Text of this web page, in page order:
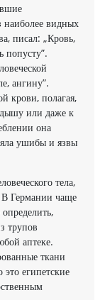
наиболее видных
писал: „Кровь,
попусту”.
ангину”.
крови, полагая,
или даже к
она
ушибы и язвы
тела,
В Германии чаще
трупов
аптеке.
ткани
это египетские